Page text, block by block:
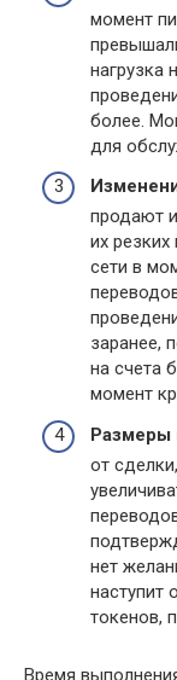
момент
нагрузка
более.
для
продают
их
сети в
заранее,
на счета
момент
Размеры
от
нет
наступит
токенов,
Время